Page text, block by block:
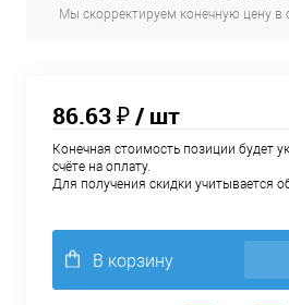
Мы скорректируем конечную цену в
86.63 ₽/ шт
Конечная стоимость позиции будет
счёте на оплату.
Для получения скидки учитывается
В корзину